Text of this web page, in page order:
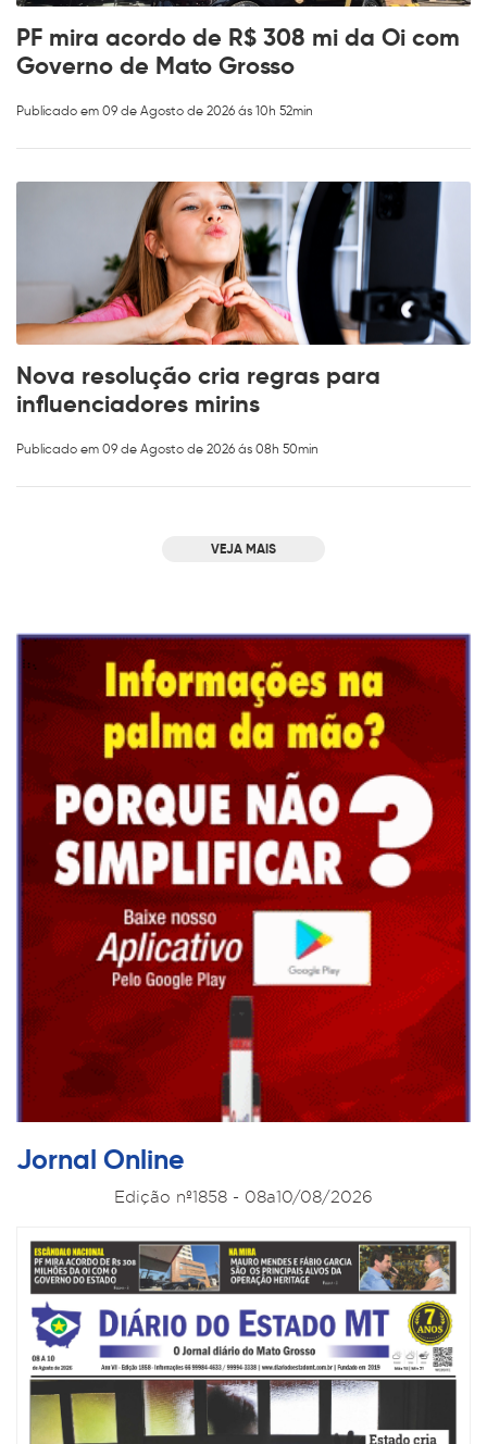
PF mira acordo de R$ 308 mi da Oi com
Governo de Mato Grosso
Publicado em 09 de Agosto de 2026 ás 10h 52min
Nova resolução cria regras para
influenciadores mirins
Publicado em 09 de Agosto de 2026 ás 08h 50min
VEJA MAIS
Jornal Online
Edição nº1858 - 08a10/08/2026